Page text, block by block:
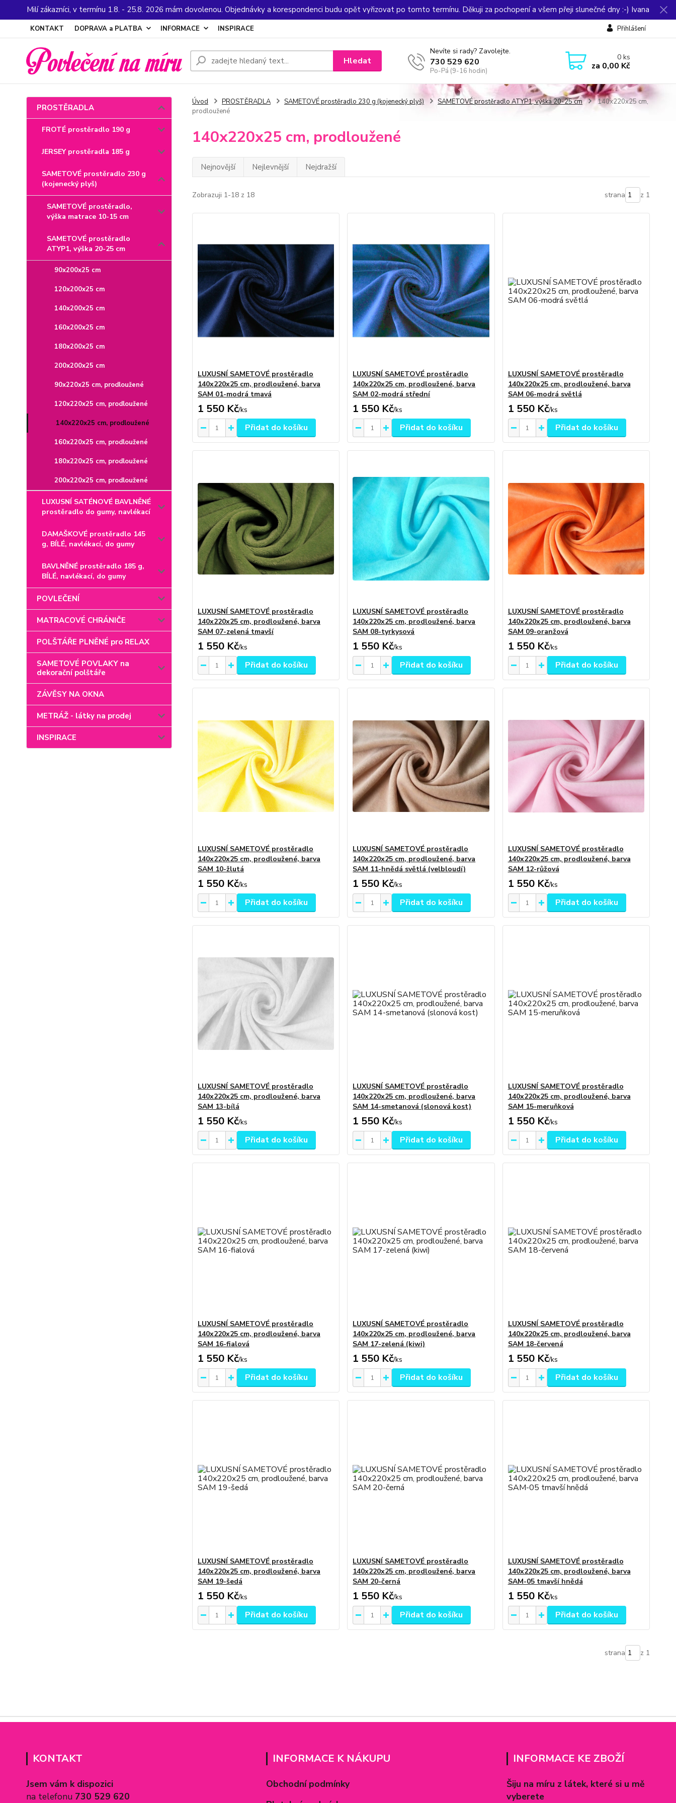
Milí zákazníci, v termínu 1.8. - 25.8. 2026 mám dovolenou. Objednávky a korespondenci budu opět vyřizovat po tomto termínu. Děkuji za pochopení a všem přeji slunečné dny :-) Ivana
KONTAKT DOPRAVA a PLATBA INFORMACE INSPIRACE Přihlášení
Hledat
Nevíte si rady? Zavolejte.
730 529 620
Po-Pá (9-16 hodin)
0ks
za 0,00 Kč
PROSTĚRADLA
FROTÉ prostěradlo 190 g
JERSEY prostěradla 185 g
SAMETOVÉ prostěradlo 230 g
(kojenecký plyš)
SAMETOVÉ prostěradlo,
výška matrace 10-15 cm
SAMETOVÉ prostěradlo
ATYP1, výška 20-25 cm
90x200x25 cm
120x200x25 cm
140x200x25 cm
160x200x25 cm
180x200x25 cm
200x200x25 cm
90x220x25 cm, prodloužené
120x220x25 cm, prodloužené
140x220x25 cm, prodloužené
160x220x25 cm, prodloužené
180x220x25 cm, prodloužené
200x220x25 cm, prodloužené
LUXUSNÍ SATÉNOVÉ BAVLNĚNÉ
prostěradlo do gumy, navlékací
DAMAŠKOVÉ prostěradlo 145
g, BÍLÉ, navlékací, do gumy
BAVLNĚNÉ prostěradlo 185 g,
BÍLÉ, navlékací, do gumy
POVLEČENÍ
MATRACOVÉ CHRÁNIČE
POLŠTÁŘE PLNĚNÉ pro RELAX
SAMETOVÉ POVLAKY na
dekorační polštáře
ZÁVĚSY NA OKNA
METRÁŽ - látky na prodej
INSPIRACE
Úvod PROSTĚRADLA SAMETOVÉ prostěradlo 230 g (kojenecký plyš) SAMETOVÉ prostěradlo ATYP1, výška 20-25 cm
140x220x25 cm,
prodloužené
140x220x25 cm, prodloužené
Nejnovější Nejlevnější Nejdražší
Zobrazuji 1-18 z 18 strana z 1
LUXUSNÍ SAMETOVÉ prostěradlo
140x220x25 cm, prodloužené, barva
SAM 01-modrá tmavá
1 550 Kč/ks
Přidat do košíku
LUXUSNÍ SAMETOVÉ prostěradlo
140x220x25 cm, prodloužené, barva
SAM 02-modrá střední
1 550 Kč/ks
Přidat do košíku
LUXUSNÍ SAMETOVÉ prostěradlo
140x220x25 cm, prodloužené, barva
SAM 06-modrá světlá
1 550 Kč/ks
Přidat do košíku
LUXUSNÍ SAMETOVÉ prostěradlo
140x220x25 cm, prodloužené, barva
SAM 07-zelená tmavší
1 550 Kč/ks
Přidat do košíku
LUXUSNÍ SAMETOVÉ prostěradlo
140x220x25 cm, prodloužené, barva
SAM 08-tyrkysová
1 550 Kč/ks
Přidat do košíku
LUXUSNÍ SAMETOVÉ prostěradlo
140x220x25 cm, prodloužené, barva
SAM 09-oranžová
1 550 Kč/ks
Přidat do košíku
LUXUSNÍ SAMETOVÉ prostěradlo
140x220x25 cm, prodloužené, barva
SAM 10-žlutá
1 550 Kč/ks
Přidat do košíku
LUXUSNÍ SAMETOVÉ prostěradlo
140x220x25 cm, prodloužené, barva
SAM 11-hnědá světlá (velbloudí)
1 550 Kč/ks
Přidat do košíku
LUXUSNÍ SAMETOVÉ prostěradlo
140x220x25 cm, prodloužené, barva
SAM 12-růžová
1 550 Kč/ks
Přidat do košíku
LUXUSNÍ SAMETOVÉ prostěradlo
140x220x25 cm, prodloužené, barva
SAM 13-bílá
1 550 Kč/ks
Přidat do košíku
LUXUSNÍ SAMETOVÉ prostěradlo
140x220x25 cm, prodloužené, barva
SAM 14-smetanová (slonová kost)
1 550 Kč/ks
Přidat do košíku
LUXUSNÍ SAMETOVÉ prostěradlo
140x220x25 cm, prodloužené, barva
SAM 15-meruňková
1 550 Kč/ks
Přidat do košíku
LUXUSNÍ SAMETOVÉ prostěradlo
140x220x25 cm, prodloužené, barva
SAM 16-fialová
1 550 Kč/ks
Přidat do košíku
LUXUSNÍ SAMETOVÉ prostěradlo
140x220x25 cm, prodloužené, barva
SAM 17-zelená (kiwi)
1 550 Kč/ks
Přidat do košíku
LUXUSNÍ SAMETOVÉ prostěradlo
140x220x25 cm, prodloužené, barva
SAM 18-červená
1 550 Kč/ks
Přidat do košíku
LUXUSNÍ SAMETOVÉ prostěradlo
140x220x25 cm, prodloužené, barva
SAM 19-šedá
1 550 Kč/ks
Přidat do košíku
LUXUSNÍ SAMETOVÉ prostěradlo
140x220x25 cm, prodloužené, barva
SAM 20-černá
1 550 Kč/ks
Přidat do košíku
LUXUSNÍ SAMETOVÉ prostěradlo
140x220x25 cm, prodloužené, barva
SAM-05 tmavší hnědá
1 550 Kč/ks
Přidat do košíku
strana z 1
KONTAKT
Jsem vám k dispozici
na telefonu 730 529 620
INFORMACE K NÁKUPU
Obchodní podmínky
INFORMACE KE ZBOŽÍ
Šiju na míru z látek, které si u mě
vyberete